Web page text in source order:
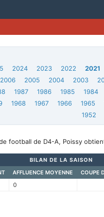
2024 2023 2022 2021
2006 2005 2004 2003
1987 1986 1985 1984
1968 1967 1966 1965
1952
football de D4-A, Poissy
BILAN DE LA SAISON
AFFLUENCE MOYENNE COUPE
0